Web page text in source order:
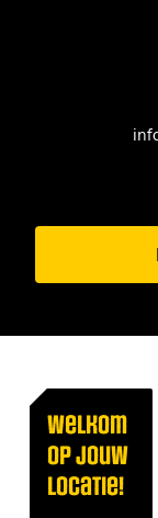
Welkom
op jouw
locatie!